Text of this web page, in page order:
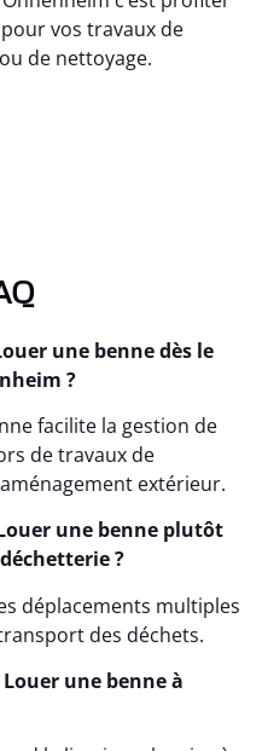
vos travaux de
de nettoyage.
une benne dès le
?
facilite la gestion de
de travaux de
extérieur.
une benne plutôt
?
déplacements multiples
des déchets.
une benne à